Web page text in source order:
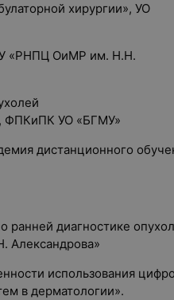
хирургии», УО
«РНПЦ ОиМР им. Н.Н.
ФПКиПК УО «БГМУ»
дистанционного
ранней диагностике
использования
в дерматологии».